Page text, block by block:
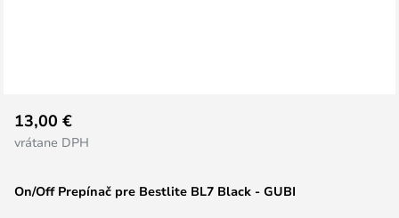
na
začiatok
obrázkov
On/Off Prepínač pre Bestlite BL7 Black - GUBI
13,00 €
vrátane DPH